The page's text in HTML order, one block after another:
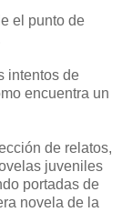
el punto de
intentos de
encuentra un
de relatos,
juveniles
portadas de
novela de la